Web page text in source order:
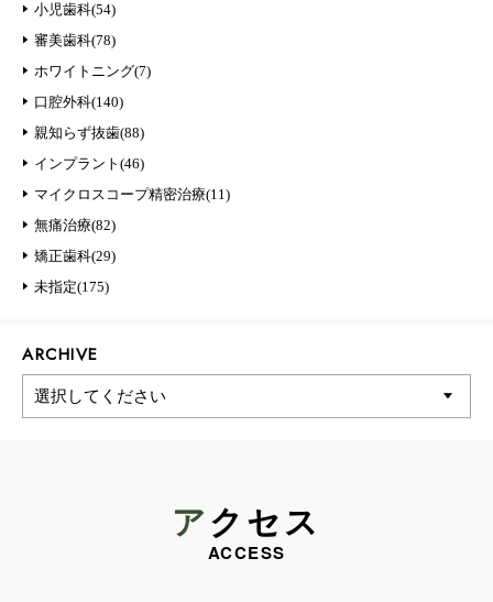
小児歯科(54)
審美歯科(78)
ホワイトニング(7)
口腔外科(140)
親知らず抜歯(88)
インプラント(46)
マイクロスコープ精密治療(11)
無痛治療(82)
矯正歯科(29)
未指定(175)
ARCHIVE
アクセス
ACCESS